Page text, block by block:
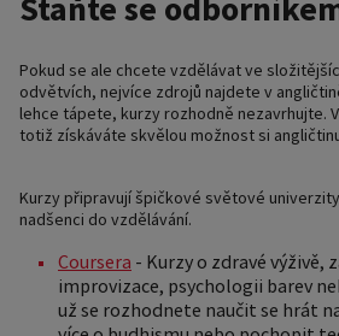
Pokud se ale chcete vzdělávat ve
odvětvích, nejvíce zdrojů najdete v
lehce tápete, kurzy rozhodně nezavrhujte.
totiž získáváte skvělou možnost si
Kurzy připravují špičkové světové
nadšenci do vzdělávání.
Coursera - Kurzy o zdravé výživě,
improvizace, psychologii barev
už se rozhodnete naučit se hrát